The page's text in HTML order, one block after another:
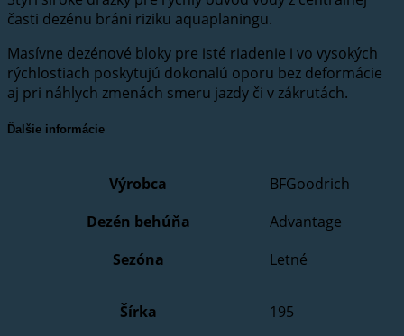
časti dezénu bráni riziku aquaplaningu.
Masívne dezénové bloky pre isté riadenie i vo vysokých
rýchlostiach poskytujú dokonalú oporu bez deformácie
aj pri náhlych zmenách smeru jazdy či v zákrutách.
Ďalšie informácie
Výrobca
BFGoodrich
Dezén behúňa
Advantage
Sezóna
Letné
Šírka 195